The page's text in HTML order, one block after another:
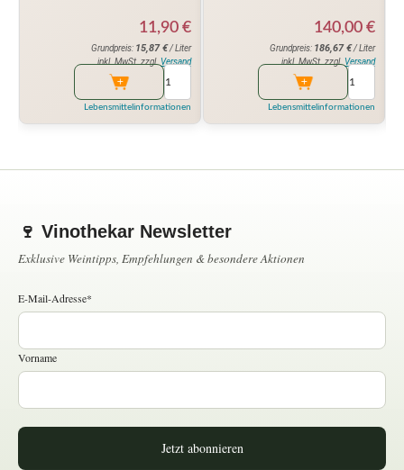
11,90 €
Grundpreis: 15,87€/ Liter
inkl. MwSt. zzgl.Versand
Lebensmittelinformationen
140,00 €
Grundpreis: 186,67€/ Liter
inkl. MwSt. zzgl.Versand
Lebensmittelinformationen
🍷 Vinothekar Newsletter
Exklusive Weintipps, Empfehlungen & besondere Aktionen
E-Mail-Adresse*
Vorname
Jetzt abonnieren